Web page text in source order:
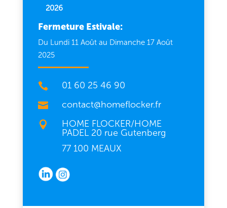
2026
Fermeture Estivale:
Du Lundi 11 Août au Dimanche 17 Août
2025
 01 60 25 46 90
 contact@homeflocker.fr

HOME FLOCKER/HOME
PADEL 20 rue Gutenberg
77 100 MEAUX